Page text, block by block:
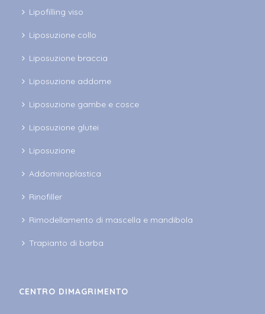
Lipofilling viso
Liposuzione collo
Liposuzione braccia
Liposuzione addome
Liposuzione gambe e cosce
Liposuzione glutei
Liposuzione
Addominoplastica
Rinofiller
Rimodellamento di mascella e mandibola
Trapianto di barba
CENTRO DIMAGRIMENTO